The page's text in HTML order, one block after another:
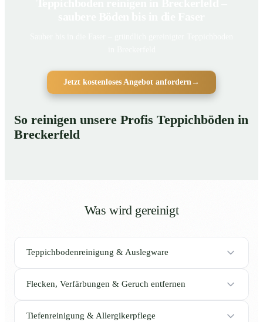
Jetzt kostenloses Angebot anfordern →
So reinigen unsere Profis Teppichböden in
Breckerfeld
Was wird gereinigt
Teppichbodenreinigung & Auslegware
Flecken, Verfärbungen & Geruch entfernen
Tiefenreinigung & Allergikerpflege